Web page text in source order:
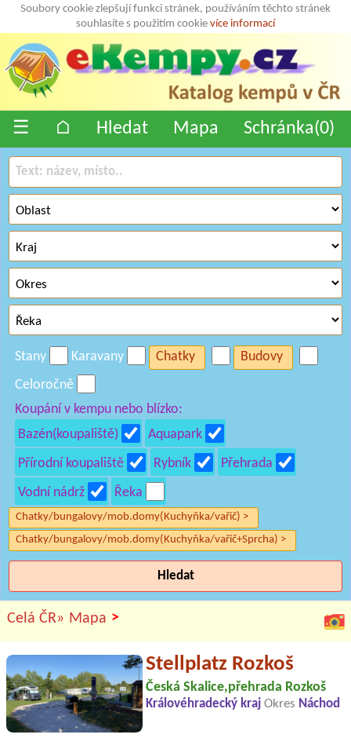
Soubory cookie zlepšují funkci stránek, používáním těchto stránek
souhlasíte s použitím cookie více informací
☰ ⌂ Hledat Mapa Schránka(0)
Stany Karavany Chatky
Budovy
Celoročně
Koupání v kempu nebo blízko:
Bazén(koupaliště)
Aquapark
Přírodní koupaliště
Rybník
Přehrada
Vodní nádrž
Řeka
Chatky/bungalovy/mob.domy(Kuchyňka/vařič) >
Chatky/bungalovy/mob.domy(Kuchyňka/vařič+Sprcha) >
Hledat
Celá ČR» Mapa >
Stellplatz Rozkoš
Česká Skalice,přehrada Rozkoš
Královéhradecký kraj Okres Náchod